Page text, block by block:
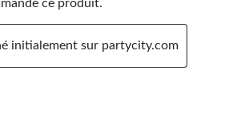
ce produit.
initialement sur partycity.com